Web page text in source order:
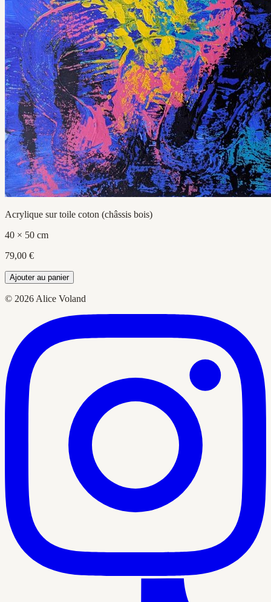
Acrylique sur toile coton (châssis bois)
40 × 50 cm
79,00 €
Ajouter au panier
© 2026 Alice Voland